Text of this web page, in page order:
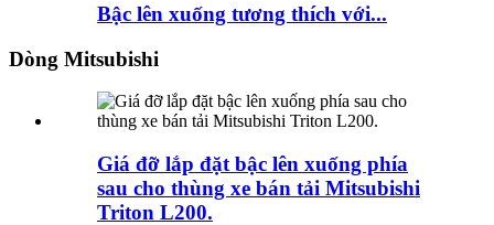
Bậc lên xuống tương thích với...
Dòng Mitsubishi
Giá đỡ lắp đặt bậc lên xuống phía
sau cho thùng xe bán tải Mitsubishi
Triton L200.